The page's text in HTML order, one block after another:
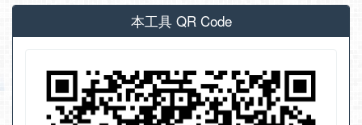
本工具 QR Code